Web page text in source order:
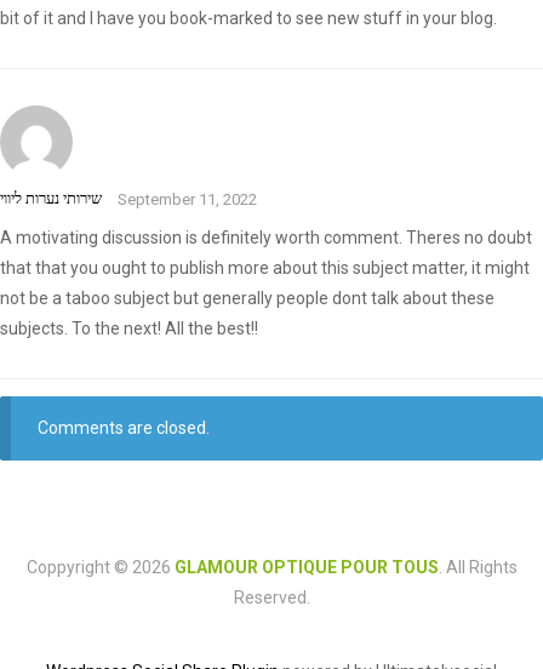
bit of it and I have you book-marked to see new stuff in your blog.
שירותי נערות ליווי September 11, 2022
A motivating discussion is definitely worth comment. Theres no doubt
that that you ought to publish more about this subject matter, it might
not be a taboo subject but generally people dont talk about these
subjects. To the next! All the best!!
Comments are closed.
Coppyright © 2026 GLAMOUR OPTIQUE POUR TOUS . All Rights
Reserved.